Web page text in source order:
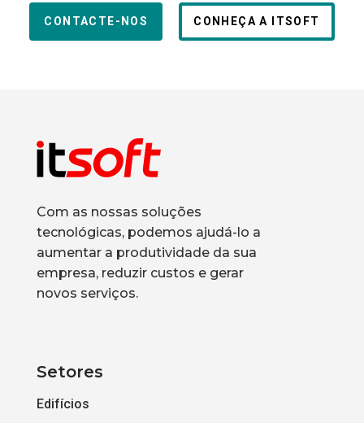
CONTACTE-NOS CONHEÇA A ITSOFT
Com as nossas soluções
tecnológicas, podemos ajudá-lo a
aumentar a produtividade da sua
empresa, reduzir custos e gerar
novos serviços.
Setores
Edifícios